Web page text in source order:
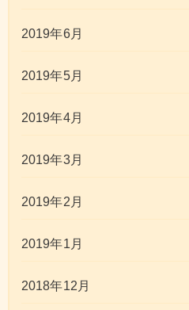
2019年6月
2019年5月
2019年4月
2019年3月
2019年2月
2019年1月
2018年12月